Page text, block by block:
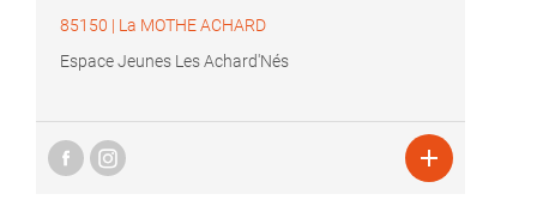
85150 | La MOTHE ACHARD
Espace Jeunes Les Achard'Nés
